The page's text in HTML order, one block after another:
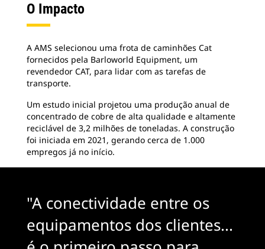
O Impacto
A AMS selecionou uma frota de caminhões Cat
fornecidos pela Barloworld Equipment, um
revendedor CAT, para lidar com as tarefas de
transporte.
Um estudo inicial projetou uma produção anual de
concentrado de cobre de alta qualidade e altamente
reciclável de 3,2 milhões de toneladas. A construção
foi iniciada em 2021, gerando cerca de 1.000
empregos já no início.
"A conectividade entre os
equipamentos dos clientes...